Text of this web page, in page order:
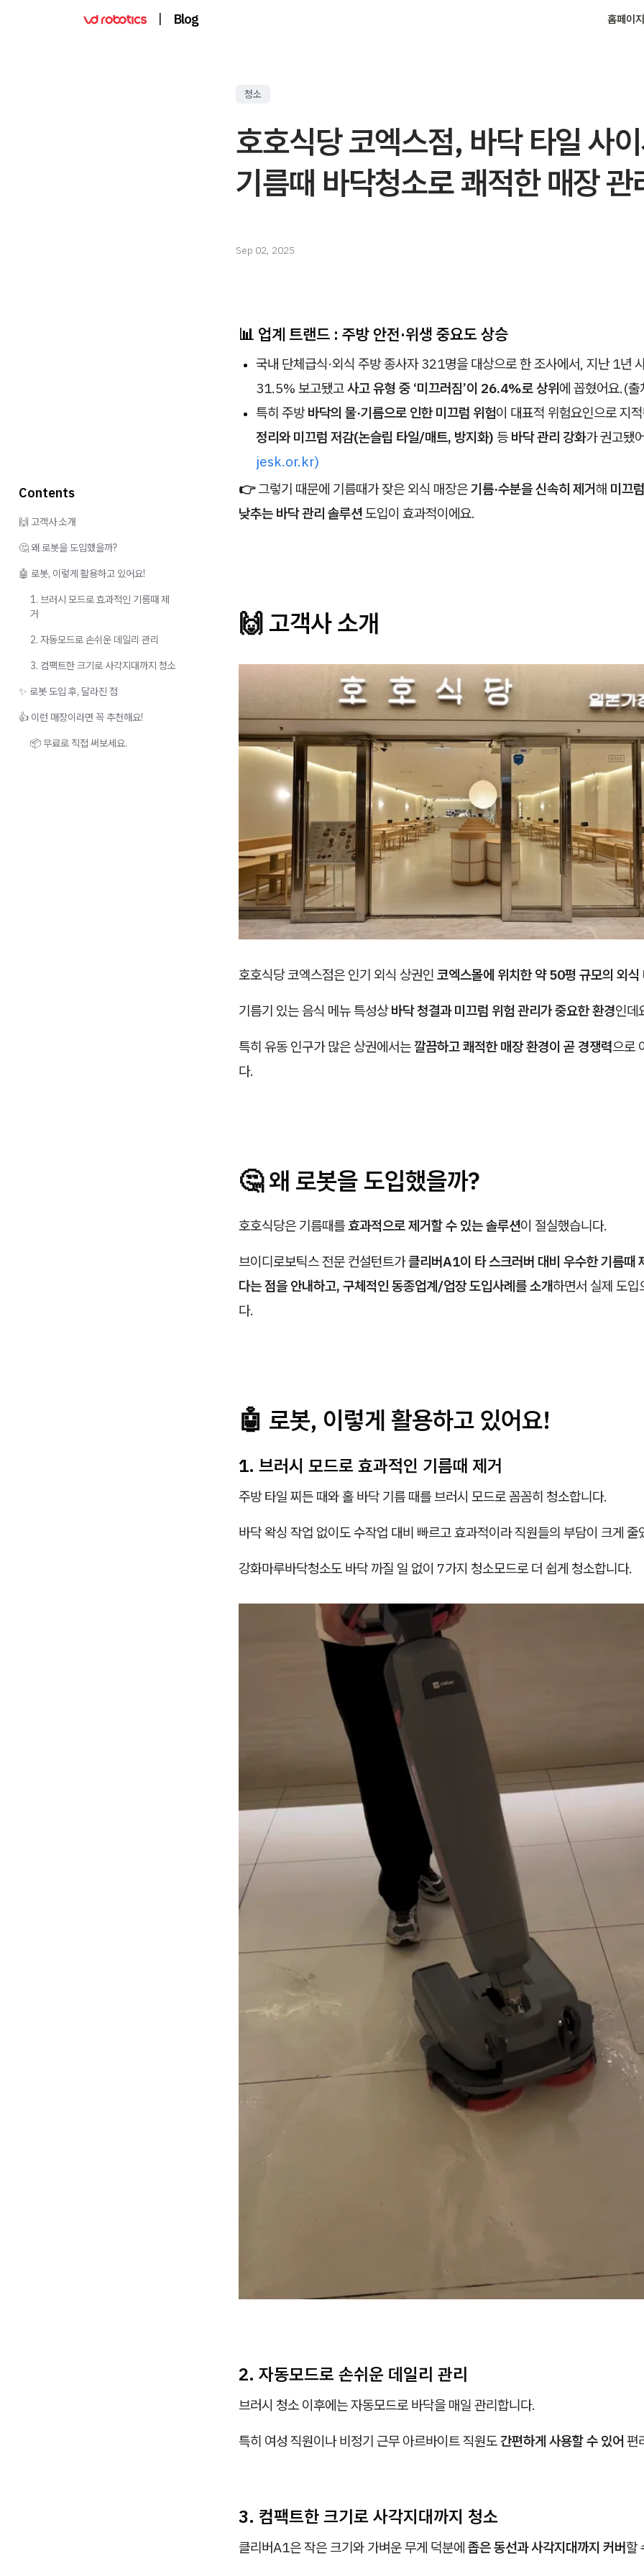
| Blog 홈페이지
청소
호호식당 코엑스점, 바닥 타일 사
기름때 바닥청소로 쾌적한 매장 관
Sep 02, 2025
📊 업계 트랜드 : 주방 안전·위생 중요도 상승
국내 단체급식·외식 주방 종사자 321명을 대상으로 한 조사에서, 지난 1년
31.5% 보고됐고사고 유형 중 ‘미끄러짐’이 26.4%로 상위에 꼽혔어요.(
특히 주방바닥의 물·기름으로 인한 미끄럼 위험이 대표적 위험요인으로 지
정리와 미끄럼 저감(논슬립 타일/매트, 방지화) 등 바닥 관리 강화가 권고됐
jesk.or.kr)
👉그렇기 때문에 기름때가 잦은 외식 매장은기름·수분을 신속히 제거해 미끄
낮추는 바닥 관리 솔루션도입이 효과적이에요.
🙌 고객사 소개
호호식당 코엑스점은 인기 외식 상권인 코엑스몰에 위치한 약 50평 규모의 외식
기름기 있는 음식 메뉴 특성상바닥 청결과 미끄럼 위험 관리가 중요한 환경인데
특히 유동 인구가 많은 상권에서는 깔끔하고 쾌적한 매장 환경이 곧 경쟁력으로
다.
🤔 왜 로봇을 도입했을까?
호호식당은 기름때를효과적으로 제거할 수 있는 솔루션이 절실했습니다.
브이디로보틱스 전문 컨설턴트가클리버A1이 타 스크러버 대비 우수한 기름때
다는 점을 안내하고, 구체적인 동종업계/업장 도입사례를 소개하면서 실제 도입
다.
🤖 로봇, 이렇게 활용하고 있어요!
1. 브러시 모드로 효과적인 기름때 제거
주방 타일 찌든 때와 홀 바닥 기름 때를 브러시 모드로 꼼꼼히 청소합니다.
바닥 왁싱 작업 없이도 수작업 대비 빠르고 효과적이라 직원들의 부담이 크게 줄
강화마루바닥청소도 바닥 까질 일 없이 7가지 청소모드로 더 쉽게 청소합니다.
2. 자동모드로 손쉬운 데일리 관리
브러시 청소 이후에는 자동모드로 바닥을 매일 관리합니다.
특히 여성 직원이나 비정기 근무 아르바이트 직원도간편하게 사용할 수 있어 편
3. 컴팩트한 크기로 사각지대까지 청소
클리버A1은 작은 크기와 가벼운 무게 덕분에 좁은 동선과 사각지대까지 커버할
Contents
🙌 고객사 소개
🤔 왜 로봇을 도입했을까?
🤖 로봇, 이렇게 활용하고 있어요!
1. 브러시 모드로 효과적인 기름때 제
거
2. 자동모드로 손쉬운 데일리 관리
3. 컴팩트한 크기로 사각지대까지 청소
✨ 로봇 도입 후, 달라진 점
👍 이런 매장이라면 꼭 추천해요!
📦 무료로 직접 써보세요.